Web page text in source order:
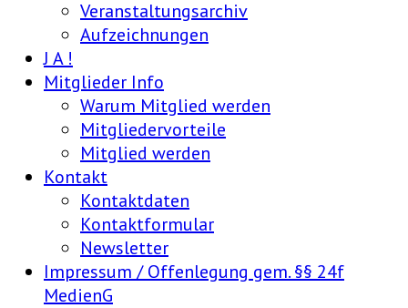
Veranstaltungsarchiv
Aufzeichnungen
J A !
Mitglieder Info
Warum Mitglied werden
Mitgliedervorteile
Mitglied werden
Kontakt
Kontaktdaten
Kontaktformular
Newsletter
Impressum / Offenlegung gem. §§ 24f
MedienG